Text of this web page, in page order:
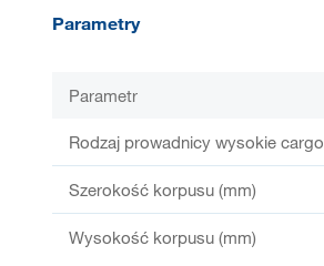
Parametry
Parametr
Rodzaj prowadnicy wysokie cargo
Szerokość korpusu (mm)
Wysokość korpusu (mm)